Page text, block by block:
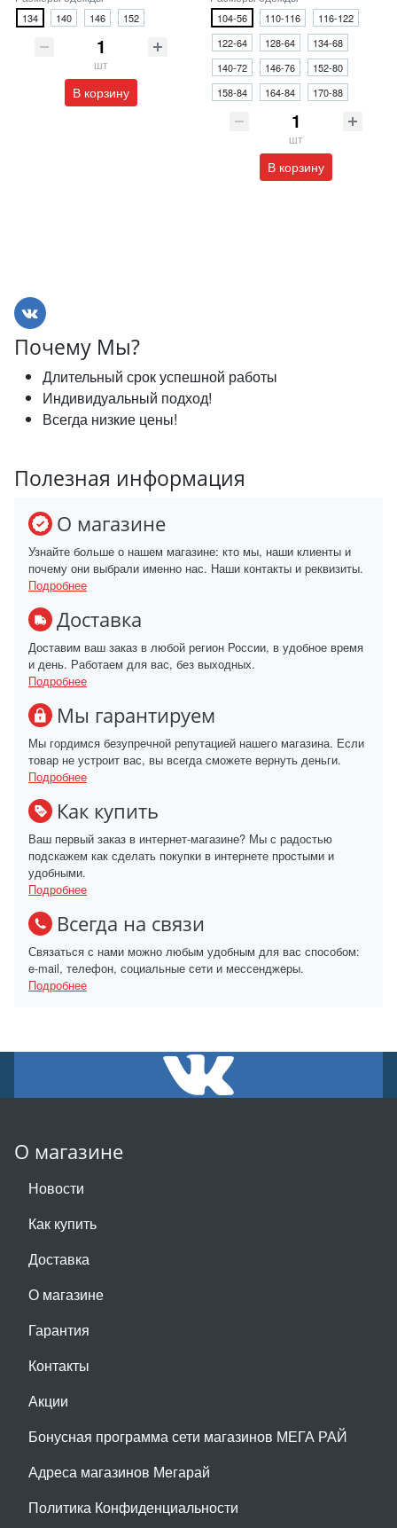
134 140 146 152
шт
В корзину
104-56 110-116
116-122
122-64
128-64
134-68
140-72
146-76
152-80
158-84
164-84 170-88
шт
В корзину
Почему Мы?
Длительный срок успешной работы
Индивидуальный подход!
Всегда низкие цены!
Полезная информация
О магазине
Узнайте больше о нашем магазине: кто мы, наши клиенты и
почему они выбрали именно нас. Наши контакты и реквизиты.
Подробнее
Доставка
Доставим ваш заказ в любой регион России, в удобное время
и день. Работаем для вас, без выходных.
Подробнее
Мы гарантируем
Мы гордимся безупречной репутацией нашего магазина. Если
товар не устроит вас, вы всегда сможете вернуть деньги.
Подробнее
Как купить
Ваш первый заказ в интернет-магазине? Мы с радостью
подскажем как сделать покупки в интернете простыми и
удобными.
Подробнее
Всегда на связи
Связаться с нами можно любым удобным для вас способом:
e-mail, телефон, социальные сети и мессенджеры.
Подробнее
О магазине
Новости
Как купить
Доставка
О магазине
Гарантия
Контакты
Акции
Бонусная программа сети магазинов МЕГА РАЙ
Адреса магазинов Мегарай
Политика Конфиденциальности